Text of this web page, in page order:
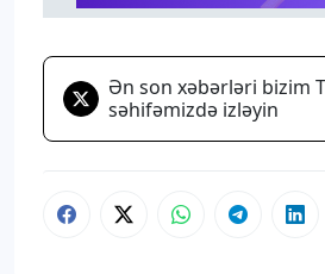
Ən son xəbərləri bizim
səhifəmizdə izləyin